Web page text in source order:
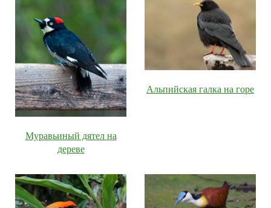
Муравьиный дятел на
дереве
Альпийская галка на горе